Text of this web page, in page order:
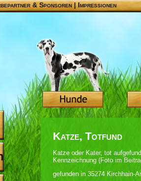
& Sponsoren|Impressionen
Katze, Totfund
Katze oder Kater, tot
Kennzeichnung (Foto im
gefunden in 35274 Kirchhain-